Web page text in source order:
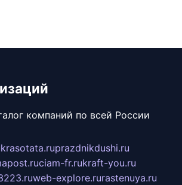
компаний по всей России
krasotata.ruprazdnikdushi.ru
ciam-fr.rukraft-you.ru
web-explore.rurastenuya.ru